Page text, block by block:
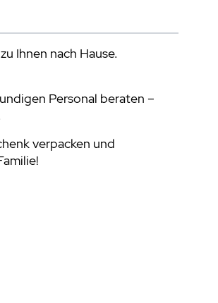
Ihnen nach Hause.
Personal beraten –
verpacken und